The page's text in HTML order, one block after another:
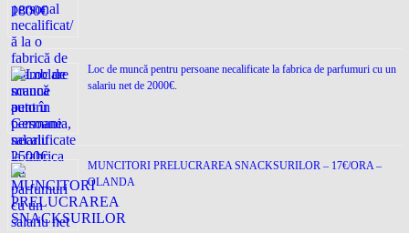
Loc de muncǎ pentru persoane necalificate la fabrica de parfumuri cu un
salariu net de 2000€.
MUNCITORI PRELUCRAREA SNACKSURILOR – 17€/ORA –
OLANDA